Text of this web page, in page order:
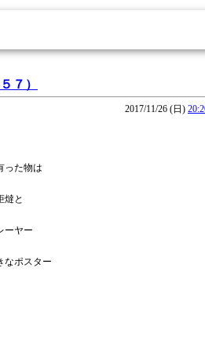
７）
2017/11/26 (日)
った物は
燵と
ーヤー
なポスター